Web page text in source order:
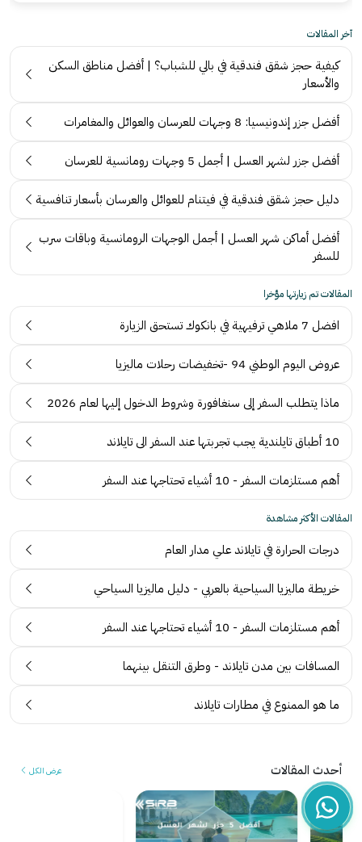
آخر المقالات
كيفية حجز شقق فندقية في بالي للشباب؟ | أفضل مناطق السكن
والأسعار
أفضل جزر إندونيسيا: 8 وجهات للعرسان والعوائل والمغامرات
أفضل جزر لشهر العسل | أجمل 5 وجهات رومانسية للعرسان
دليل حجز شقق فندقية في فيتنام للعوائل والعرسان بأسعار تنافسية
أفضل أماكن شهر العسل | أجمل الوجهات الرومانسية وباقات سرب
للسفر
المقالات تم زيارتها مؤخرا
افضل 7 ملاهي ترفيهية في بانكوك تستحق الزيارة
عروض اليوم الوطني 94 -تخفيضات رحلات ماليزيا
ماذا يتطلب السفر إلى سنغافورة وشروط الدخول إليها لعام 2026
10 أطباق تايلندية يجب تجربتها عند السفر الى تايلاند
أهم مستلزمات السفر - 10 أشياء تحتاجها عند السفر
المقالات الأكثر مشاهدة
درجات الحرارة في تايلاند علي مدار العام
خريطة ماليزيا السياحية بالعربي - دليل ماليزيا السياحي
أهم مستلزمات السفر - 10 أشياء تحتاجها عند السفر
المسافات بين مدن تايلاند - وطرق التنقل بينهما
ما هو الممنوع في مطارات تايلاند
أحدث المقالات عرض الكل